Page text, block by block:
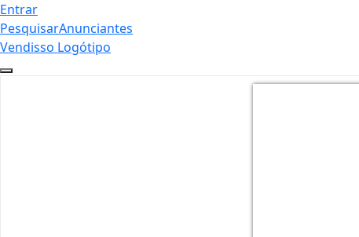
Entrar
PesquisarAnunciantes
Vendisso Logótipo